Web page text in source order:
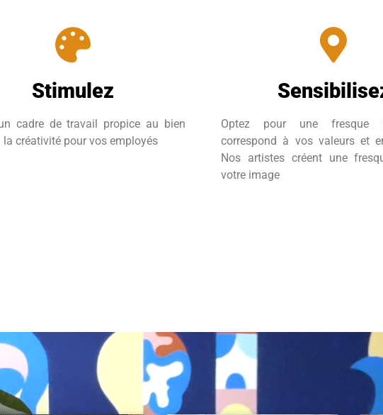
Stimulez
cadre de travail propice au bien
la créativité pour vos employés
Optez pour une fresque
correspond à vos valeurs et
Nos artistes créent une
votre image